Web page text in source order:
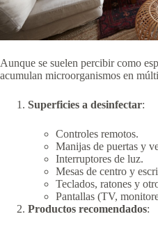
Aunque se suelen percibir como
acumulan microorganismos en
Superficies a desinfectar:
Controles remotos.
Manijas de puertas y
Interruptores de luz.
Mesas de centro y
Teclados, ratones y
Pantallas (TV,
Productos recomendados: